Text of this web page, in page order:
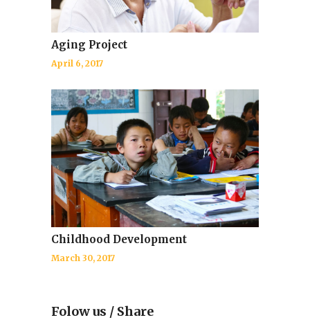
Aging Project
April 6, 2017
Childhood Development
March 30, 2017
Folow us / Share